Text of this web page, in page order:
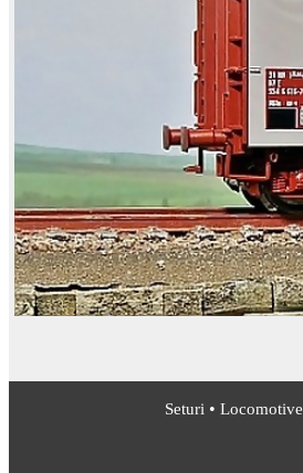
Seturi • Locomotive